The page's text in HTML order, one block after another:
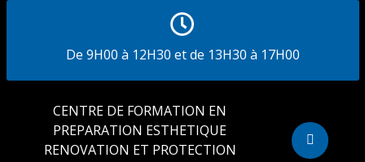
De 9H00 à 12H30 et de 13H30 à 17H00
CENTRE DE FORMATION EN
PREPARATION ESTHETIQUE
RENOVATION ET PROTECTION